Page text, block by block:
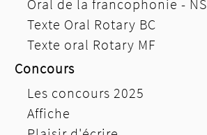
Oral de la francophonie - NS
Texte Oral Rotary BC
Texte oral Rotary MF
Concours
Les concours 2025
Affiche